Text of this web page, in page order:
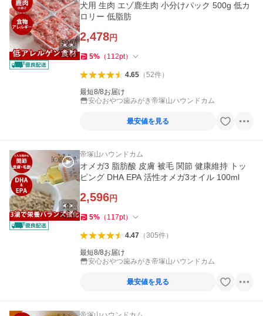
犬用 生肉 エゾ鹿生肉 小分けパック 500g 低カ
ロリー 低脂肪
2,478円
5% （ 112pt）
4.65（52件）
最短8/8お届け
安心おやつ歯みがき帝塚山ハウンドカム
最安値を見る
帝塚山ハウンドカム
オメガ3 脂肪酸 皮膚 被毛 関節 健康維持 トッ
ピング DHA EPA 活性オメガ3オイル 100ml
2,596円
5% （ 117pt）
4.47（305件）
最短8/8お届け
安心おやつ歯みがき帝塚山ハウンドカム
最安値を見る